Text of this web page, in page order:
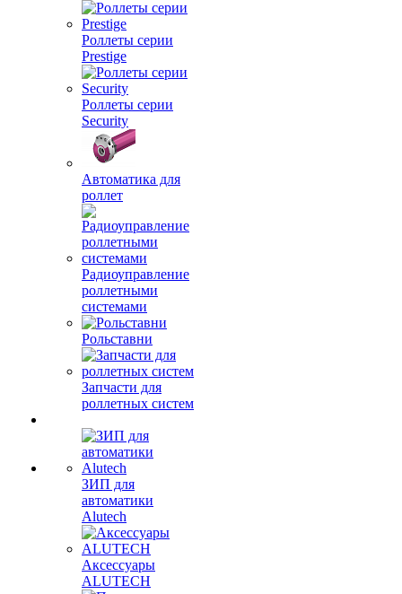
Роллеты серии
Prestige
Роллеты серии
Security
Автоматика для
роллет
Радиоуправление
роллетными
системами
Рольставни
Запчасти для
роллетных систем
ЗИП для
автоматики
Alutech
Аксессуары
ALUTECH